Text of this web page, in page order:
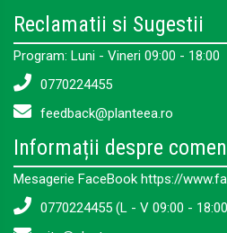
Reclamatii si Sugestii
Program: Luni - Vineri 09:00 - 18:00
0770224455
feedback@planteea.ro
Informații despre
Mesagerie FaceBook https://
0770224455 (L - V 09:00 -